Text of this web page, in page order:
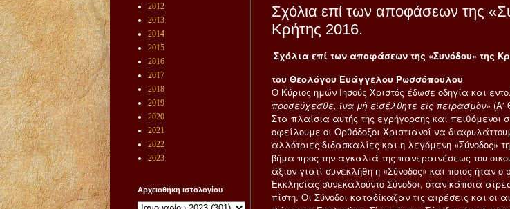
Σχόλια επί των αποφάσεων της
Κρήτης 2016.
Σχόλια επί των αποφάσεων της «Συνόδου» της
του Θεολόγου Ευάγγελου Ρωσσόπουλου
Ο Κύριος ημών Ιησούς Χριστός έδωσε οδηγία και
προσεύχεσθε, ἵνα μὴ εἰσέλθητε εἰς πειρασμὸν» (Αʹ
Στα πλαίσια αυτής της εγρήγορσης και πειθόμενοι
οφείλουμε οι Ορθόδοξοι Χριστιανοί να
αλλότριες διδασκαλίες και η λεγόμενη «Σύνοδος»
βήμα προς την αγκαλιά της πανεραινέσεως του
άξιον γιατί συνεκλήθη η «Σύνοδος» και ποιος ήταν ο
Εκκλησίας συνεκαλούντο Σύνοδοι, όταν κάποια
πίστη. Οι Σύνοδοι καταδίκαζαν τις αιρέσεις και οι
2012
2013
2014
2015
2016
2017
2018
2019
2020
2021
2022
2023
Αρχειοθήκη ιστολογίου